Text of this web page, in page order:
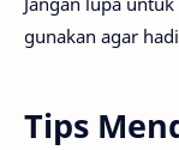
gunakan agar
Tips